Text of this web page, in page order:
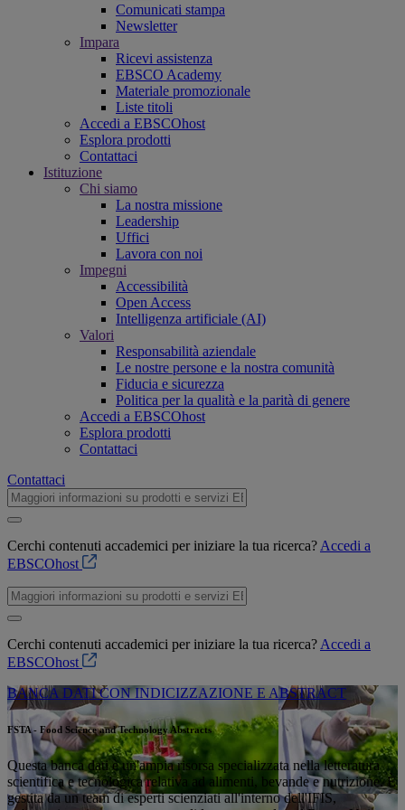
Comunicati stampa
Newsletter
Impara
Ricevi assistenza
EBSCO Academy
Materiale promozionale
Liste titoli
Accedi a EBSCOhost
Esplora prodotti
Contattaci
Istituzione
Chi siamo
La nostra missione
Leadership
Uffici
Lavora con noi
Impegni
Accessibilità
Open Access
Intelligenza artificiale (AI)
Valori
Responsabilità aziendale
Le nostre persone e la nostra comunità
Fiducia e sicurezza
Politica per la qualità e la parità di genere
Accedi a EBSCOhost
Esplora prodotti
Contattaci
Contattaci
Cerchi contenuti accademici per iniziare la tua ricerca? Accedi a
EBSCOhost
Cerchi contenuti accademici per iniziare la tua ricerca? Accedi a
EBSCOhost
BANCA DATI CON INDICIZZAZIONE E ABSTRACT
FSTA - Food Science and Technology Abstracts
Questa banca dati è un'ampia risorsa specializzata nella letteratura
scientifica e tecnologica relativa ad alimenti, bevande e nutrizione. È
gestita da un team di esperti scienziati all'interno dell'IFIS,